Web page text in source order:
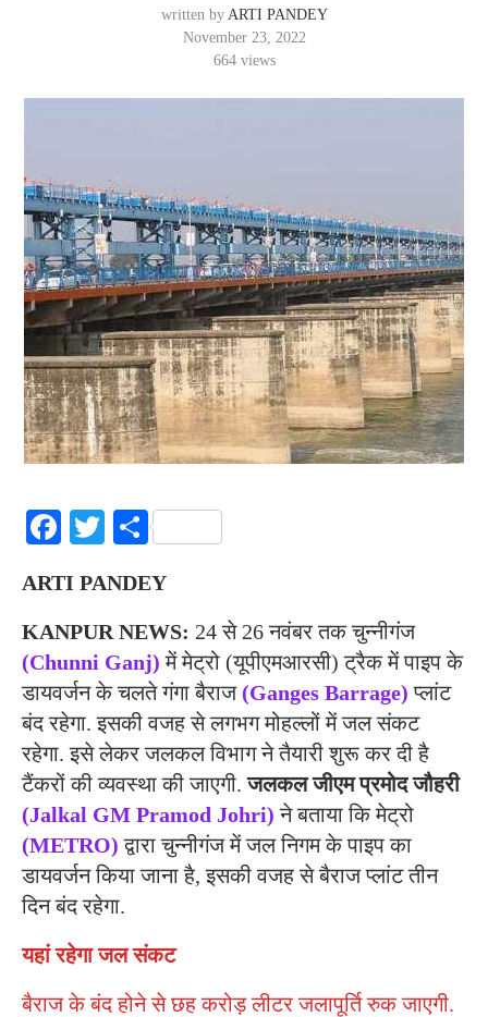
written by ARTI PANDEY
November 23, 2022
664views
Facebook
Twitter
Share
ARTI PANDEY
KANPUR NEWS: 24 से 26 नवंबर तक चुन्नीगंज
(Chunni Ganj)में मेट्रो (यूपीएमआरसी) ट्रैक में पाइप के
डायवर्जन के चलते गंगा बैराज (Ganges Barrage)प्लांट
बंद रहेगा. इसकी वजह से लगभग मोहल्लों में जल संकट
रहेगा. इसे लेकर जलकल विभाग ने तैयारी शुरू कर दी है
टैंकरों की व्यवस्था की जाएगी.जलकल जीएम प्रमोद जौहरी
(Jalkal GM Pramod Johri)ने बताया कि मेट्रो
(METRO) द्वारा चुन्नीगंज में जल निगम के पाइप का
डायवर्जन किया जाना है, इसकी वजह से बैराज प्लांट तीन
दिन बंद रहेगा.
यहां रहेगा जल संकट
बैराज के बंद होने से छह करोड़ लीटर जलापूर्ति रुक जाएगी.